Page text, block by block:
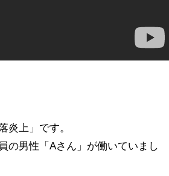
炎上」です。
の男性「Aさん」が働いていまし